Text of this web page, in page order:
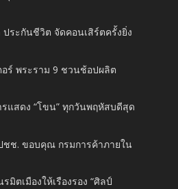
ประกันชีวิต จัดคอนเสิร์ตครั้งยิ่ง
อร์ พระราม 9 ชวนช้อปผลิต
รแสดง “โขน” ทุกวันพฤหัสบดีสุด
ชช. ขอบคุณ กรมการค้าภายใน
มิตเมืองให้เรืองรอง “ศิลป์